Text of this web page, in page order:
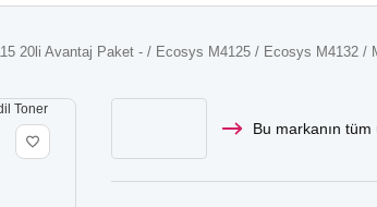
20li Avantaj Paket - / Ecosys M4125 / Ecosys M4132 /
Bu markanın